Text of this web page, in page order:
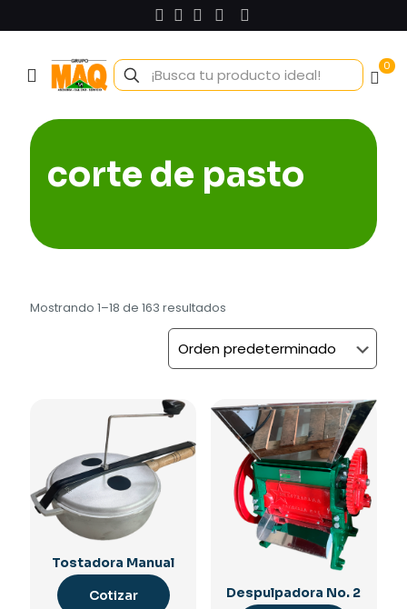
0
corte de pasto
Mostrando 1–18 de 163 resultados
Tostadora Manual
Cotizar
Despulpadora No. 2